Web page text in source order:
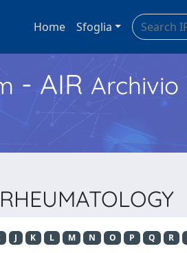
Home Sfoglia
- AIR Archivio
J K L M N O P Q R